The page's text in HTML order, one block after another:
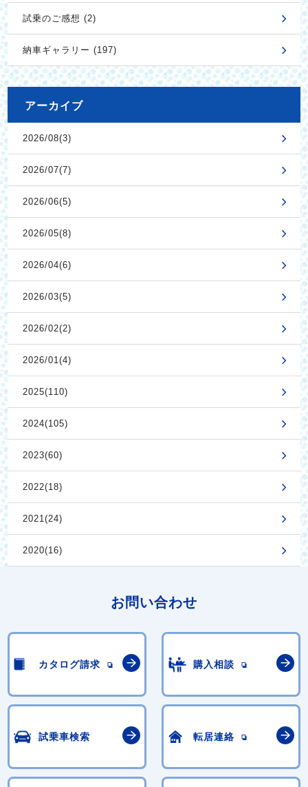
試乗のご感想 (2)
納車ギャラリー (197)
アーカイブ
2026/08(3)
2026/07(7)
2026/06(5)
2026/05(8)
2026/04(6)
2026/03(5)
2026/02(2)
2026/01(4)
2025(110)
2024(105)
2023(60)
2022(18)
2021(24)
2020(16)
お問い合わせ
カタログ請求 購入相談
試乗車検索 転居連絡